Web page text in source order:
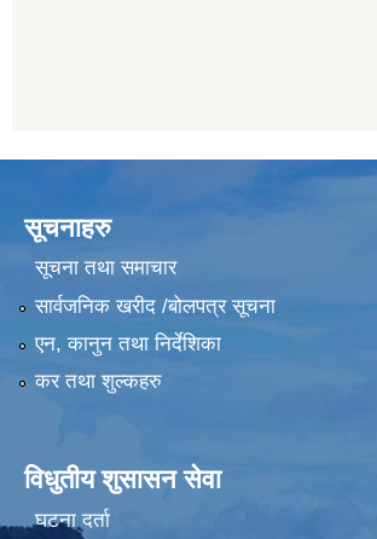
सूचनाहरु
सूचना तथा समाचार
सार्वजनिक खरीद /बोलपत्र सूचना
एन, कानुन तथा निर्देशिका
कर तथा शुल्कहरु
विधुतीय शुसासन सेवा
घटना दर्ता